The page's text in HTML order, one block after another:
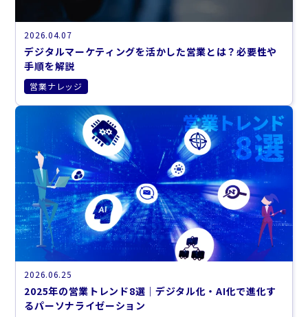
2026.04.07
デジタルマーケティングを活かした営業とは？必要性や
手順を解説
営業ナレッジ
2026.06.25
2025年の営業トレンド8選｜デジタル化・AI化で進化す
るパーソナライゼーション